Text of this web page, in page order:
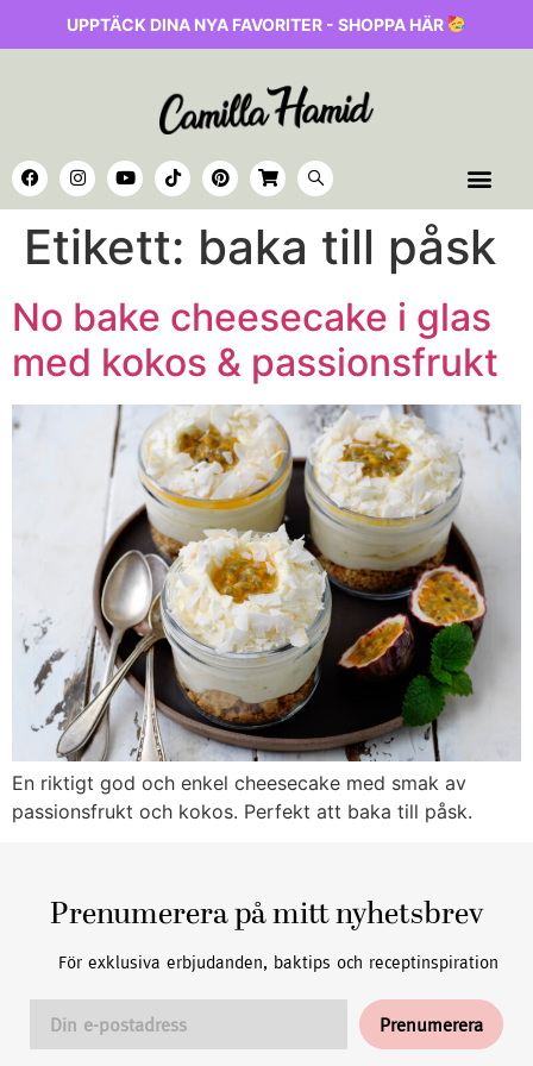
UPPTÄCK DINA NYA FAVORITER - SHOPPA HÄR
Etikett: baka till påsk
No bake cheesecake i glas
med kokos & passionsfrukt
En riktigt god och enkel cheesecake med smak av
passionsfrukt och kokos. Perfekt att baka till påsk.
Prenumerera på mitt nyhetsbrev
För exklusiva erbjudanden, baktips och receptinspiration